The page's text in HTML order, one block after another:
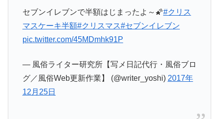
セブンイレブンで半額はじまったよ～🌠#クリス
マスケーキ半額#クリスマス#セブンイレブン
pic.twitter.com/45MDmhk91P
— 風俗ライター研究所【写メ日記代行・風俗ブロ
グ／風俗Web更新作業】 (@writer_yoshi) 2017年
12月25日